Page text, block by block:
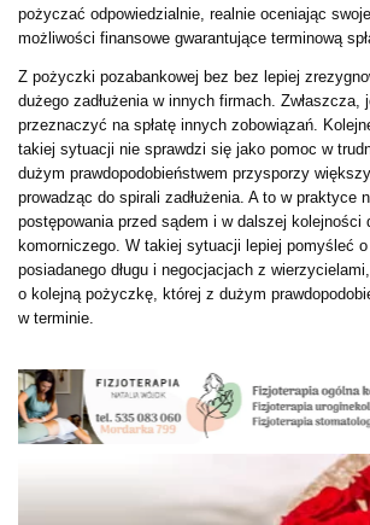
pożyczać odpowiedzialnie, realnie oceniając
możliwości finansowe gwarantujące terminową
Z pożyczki pozabankowej bez bez lepiej
dużego zadłużenia w innych firmach. Zwłaszcza,
przeznaczyć na spłatę innych zobowiązań.
takiej sytuacji nie sprawdzi się jako pomoc w
dużym prawdopodobieństwem przysporzy
prowadząc do spirali zadłużenia. A to w praktyce
postępowania przed sądem i w dalszej kolejności
komorniczego. W takiej sytuacji lepiej pomyśleć
posiadanego długu i negocjacjach z
o kolejną pożyczkę, której z dużym
w terminie.